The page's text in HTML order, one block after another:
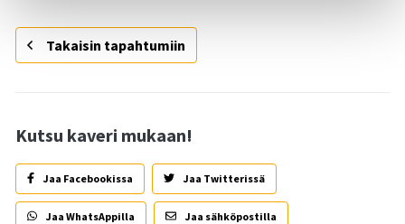
Takaisin tapahtumiin
Kutsu kaveri mukaan!
Jaa Facebookissa Jaa Twitterissä
Jaa WhatsAppilla Jaa sähköpostilla